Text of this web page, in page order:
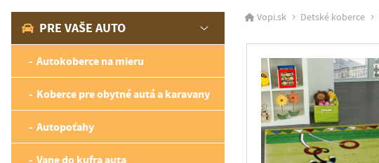
PRE VAŠE AUTO
Autokoberce na mieru
Koberce pre obytné autá a karavany
Autopoťahy
Vane do kufra auta
Vopi.sk Detské koberce